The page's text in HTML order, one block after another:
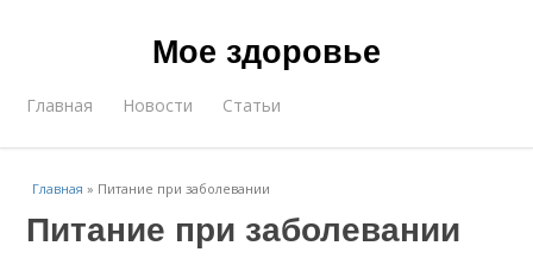
Мое здоровье
Главная Новости Статьи
Главная » Питание при заболевании
Питание при заболевании